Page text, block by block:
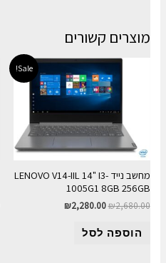
מוצרים קשורים
Sale!
מחשב נייד LENOVO V14-IIL 14" I3-
1005G1 8GB 256GB
₪2,680.00
₪2,280.00
הוספה לסל